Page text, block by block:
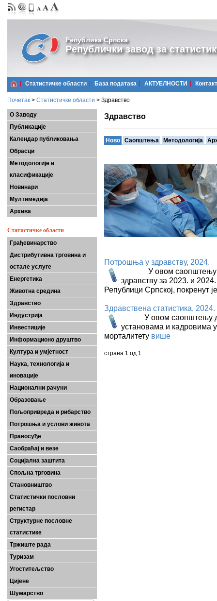
Република Српска
Републички завод за
Статистичке области Базa података АКТУЕЛНОСТИ Контакт
Почетак > Статистичке области > Здравство
О Заводу
Публикације
Календар публиковања
Обрасци
Методологије и
класификације
Новинари
Мултимедија
Архива
Статистичке области
Грађевинарство
Дистрибутивна трговина и
остале услуге
Енергетика
Животна средина
Здравство
Индустрија
Инвестиције
Информационо друштво
Култура и умјетност
Наука, технологија и
иновације
Национални рачуни
Образовање
Пољопривреда и рибарство
Потрошња и услови живота
Правосуђе
Саобраћај и везе
Социјална заштита
Спољна трговина
Становништво
Статистички пословни
регистар
Структурне пословне
статистике
Тржиште рада
Туризам
Угоститељство
Цијене
Шумарство
Здравство
Ново Саопштења Методологија
Потрошња у здрaвству, 2024.
У овом саопштењу
здравству за 2023. и
Републици Српској, покренут
Здравствена статистика, 2024.
У овом саопштењу
установама и кадровима
морталитету више
страна 1 од 1